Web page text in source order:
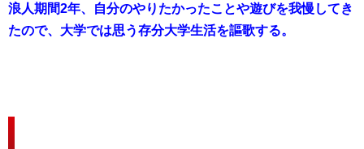
浪人期間2年、自分のやりたかったことや遊びを我慢してき
たので、大学では思う存分大学生活を謳歌する。